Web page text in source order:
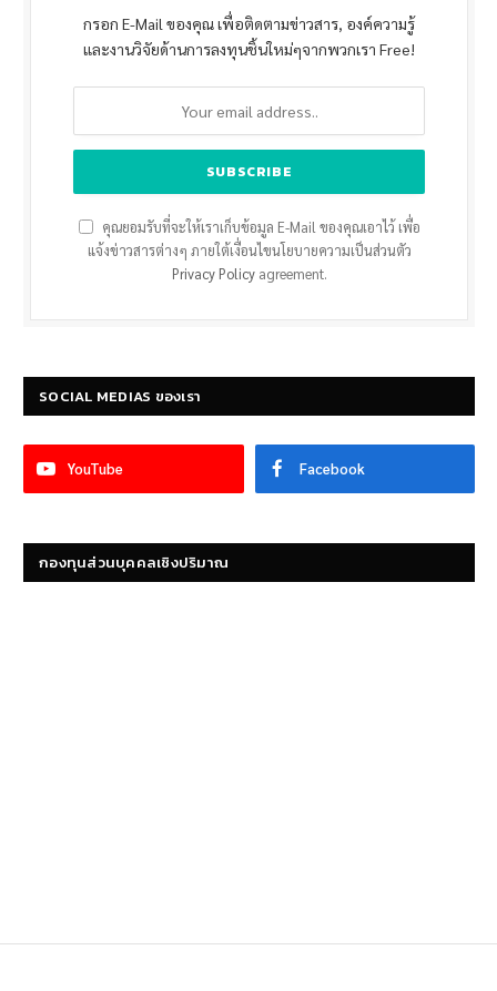
กรอก E-Mail ของคุณ เพื่อติดตามข่าวสาร, องค์ความรู้
และงานวิจัยด้านการลงทุนชิ้นใหม่ๆจากพวกเรา Free!
คุณยอมรับที่จะให้เราเก็บข้อมูล E-Mail ของคุณเอาไว้ เพื่อ
แจ้งข่าวสารต่างๆ ภายใต้เงื่อนไขนโยบายความเป็นส่วนตัว
Privacy Policyagreement.
SOCIAL MEDIAS ของเรา
YouTube Facebook
กองทุนส่วนบุคคลเชิงปริมาณ